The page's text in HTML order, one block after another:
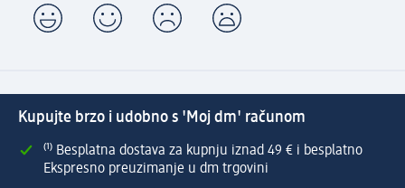
Kupujte brzo i udobno s 'Moj dm' računom
⁽¹⁾ Besplatna dostava za kupnju iznad 49 € i besplatno
Ekspresno preuzimanje u dm trgovini